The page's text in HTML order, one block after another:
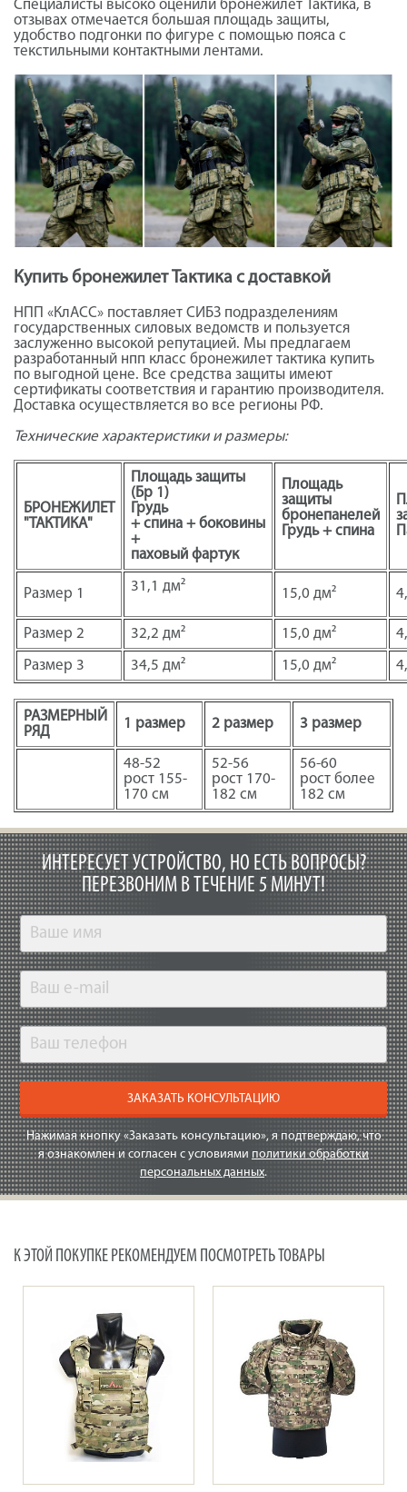
Специалисты высоко оценили бронежилет Тактика, в
отзывах отмечается большая площадь защиты,
удобство подгонки по фигуре с помощью пояса с
текстильными контактными лентами.
Купить бронежилет Тактика с доставкой
НПП «КлАСС» поставляет СИБЗ подразделениям
государственных силовых ведомств и пользуется
заслуженно высокой репутацией. Мы предлагаем
разработанный нпп класс бронежилет тактика купить
по выгодной цене. Все средства защиты имеют
сертификаты соответствия и гарантию производителя.
Доставка осуществляется во все регионы РФ.
Технические характеристики и размеры:
БРОНЕЖИЛЕТ
"ТАКТИКА"
Площадь защиты
(Бр 1)
Грудь
+ спина + боковины
+
паховый фартук
Площадь
защиты
бронепанелей
Грудь + спина
Размер 1 31,1 дм² 15,0 дм²
Размер 2 32,2 дм² 15,0 дм²
Размер 3 34,5 дм² 15,0 дм²
РАЗМЕРНЫЙ
РЯД
1 размер 2 размер 3 размер
48-52
рост 155-
170 см
52-56
рост 170-
182 см
56-60
рост более
182 см
ИНТЕРЕСУЕТ УСТРОЙСТВО, НО ЕСТЬ ВОПРОСЫ?
ПЕРЕЗВОНИМ В ТЕЧЕНИЕ 5 МИНУТ!
ЗАКАЗАТЬ КОНСУЛЬТАЦИЮ
Нажимая кнопку «Заказать консультацию», я подтверждаю, что
я ознакомлен и согласен с условиями политики обработки
персональных данных.
К ЭТОЙ ПОКУПКЕ РЕКОМЕНДУЕМ ПОСМОТРЕТЬ ТОВАРЫ